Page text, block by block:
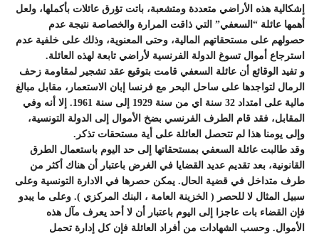
إشكالية هذه الأراضي متعددة ومتشعبة، باتت تؤرق عائلات بأكملها، ولعل
أهمها عائلة “السعفي” التي ذاقت المرارة والخصاصة نتيجة عدم
حصولهم على مستحقاتهم المالية، وحتى المعنوية، وذلك على خلفية عدم
استرجاع أموال تسوغ الدولة الفرنسية لأراضي تابعة لهذه العائلة.
و تفيد الوقائع أن عائلة السعفي قامت بتوقيع عقد تشجير لمقاومة زحف
الرمال لتواجدها على ساحل البحر مع فرنسا إبان الاستعمار، مقابل مبالغ
مالية على امتداد 32 سنة اي من سنة 1929 إلى سنة 1961. إلا أنه وفي
المقابل، فقد قام الطرف الفرنسي بضخ الأموال إلى الدولة التونسية،
وإلى يومنا هذا لم تتحصل العائلة على أية مستحقات تذكر.
وقد طالبت عائلة السعفي بمستحقاتها إلى حد اليوم باستعمال الطرق
القانونية، بعد تقديم عديد القضايا في الغرض باعتبار أن هناك أكثر من
طرف متداخل في قضية الحال. يمكن حصرها في الادارة التونسية وعلى
سبيل المثال لا للحصر ( الخزينة العامة ، البنك المركزي ). وعلى ما يبدو
فإن القضاء بات عاجزا إلى اليوم باعتبار أن لا أحد يعرف مآل هذه
الأموال. وحسب الشهادات من أفراد العائلة فإن كل إدارة تحمل